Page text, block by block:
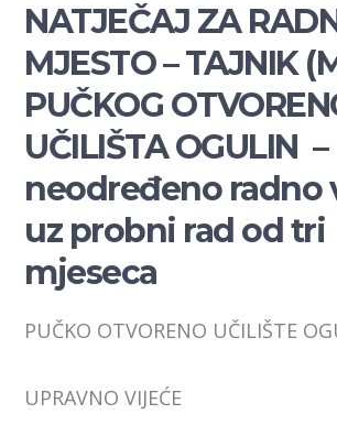
NATJEČAJ ZA
MJESTO – TAJNIK
PUČKOG
UČILIŠTA OGULIN –
neodređeno radno
uz probni rad od tri
mjeseca
PUČKO OTVORENO UČILIŠTE
UPRAVNO VIJEĆE